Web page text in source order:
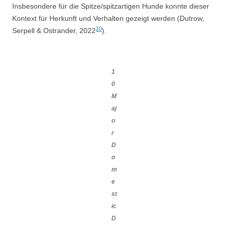
Insbesondere für die Spitze/spitzartigen Hunde konnte dieser
Kontext für Herkunft und Verhalten gezeigt werden (Dutrow,
Serpell & Ostrander, 202210).
1
0
M
aj
o
r
D
o
m
e
st
ic
D